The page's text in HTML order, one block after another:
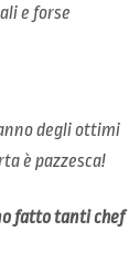
e forse
degli ottimi
è pazzesca!
fatto tanti chef